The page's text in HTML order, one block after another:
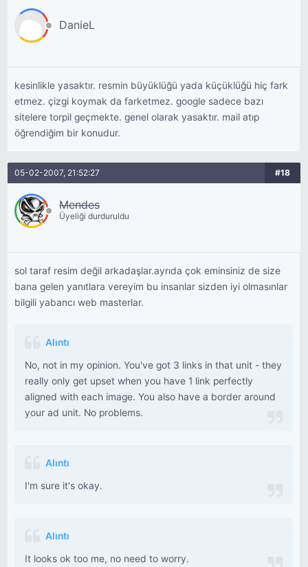
DanieL
kesinlikle yasaktır. resmin büyüklüğü yada küçüklüğü hiç fark
etmez. çizgi koymak da farketmez. google sadece bazı
sitelere torpil geçmekte. genel olarak yasaktır. mail atıp
öğrendiğim bir konudur.
05-02-2007, 21:52:27 #18
Mendes
Üyeliği durduruldu
sol taraf resim değil arkadaşlar.ayrıda çok eminsiniz de size
bana gelen yanıtlara vereyim bu insanlar sizden iyi olmasınlar
bilgili yabancı web masterlar.
Alıntı
No, not in my opinion. You've got 3 links in that unit - they
really only get upset when you have 1 link perfectly
aligned with each image. You also have a border around
your ad unit. No problems.
Alıntı
I'm sure it's okay.
Alıntı
It looks ok too me, no need to worry.